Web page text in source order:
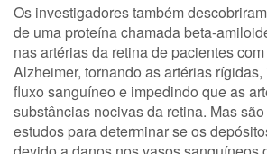
Os investigadores também
de uma proteína chamada beta-
nas artérias da retina de pacientes
Alzheimer, tornando as artérias
fluxo sanguíneo e impedindo que as
substâncias nocivas da retina. Mas
estudos para determinar se os